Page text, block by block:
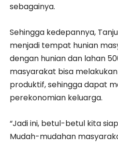
sebagainya.
Sehingga kedepannya,
menjadi tempat hunian
dengan hunian dan lahan
masyarakat bisa
produktif, sehingga dapat
perekonomian keluarga.
“Jadi ini, betul-betul kita
Mudah-mudahan